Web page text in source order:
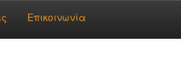
Επικοινωνία